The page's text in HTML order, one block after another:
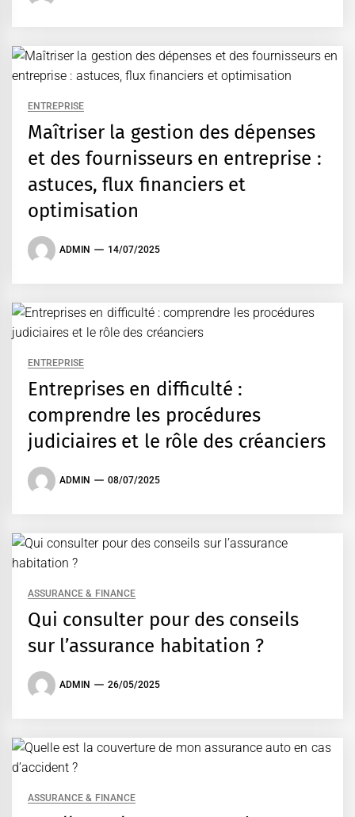
ENTREPRISE
Maîtriser la gestion des dépenses
et des fournisseurs en entreprise :
astuces, flux financiers et
optimisation
ADMIN 14/07/2025
ENTREPRISE
Entreprises en difficulté :
comprendre les procédures
judiciaires et le rôle des créanciers
ADMIN 08/07/2025
ASSURANCE & FINANCE
Qui consulter pour des conseils
sur l’assurance habitation ?
ADMIN 26/05/2025
ASSURANCE & FINANCE